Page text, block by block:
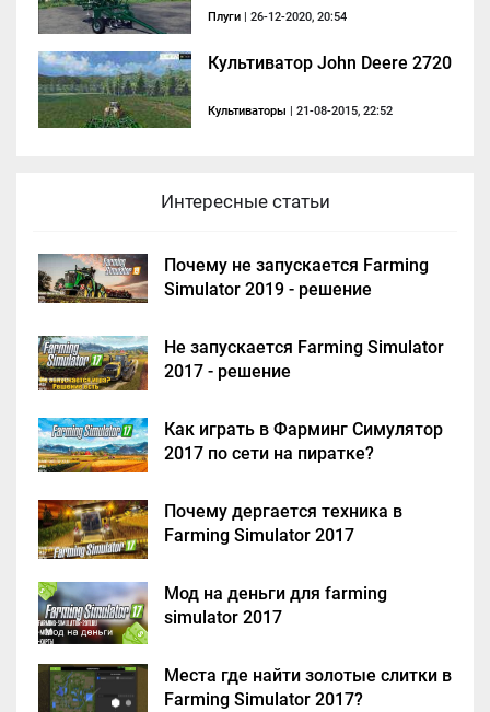
Плуги | 26-12-2020, 20:54
Культиватор John Deere 2720
Культиваторы | 21-08-2015, 22:52
Интересные статьи
Почему не запускается Farming
Simulator 2019 - решение
Не запускается Farming Simulator
2017 - решение
Как играть в Фарминг Симулятор
2017 по сети на пиратке?
Почему дергается техника в
Farming Simulator 2017
Мод на деньги для farming
simulator 2017
Места где найти золотые слитки в
Farming Simulator 2017?